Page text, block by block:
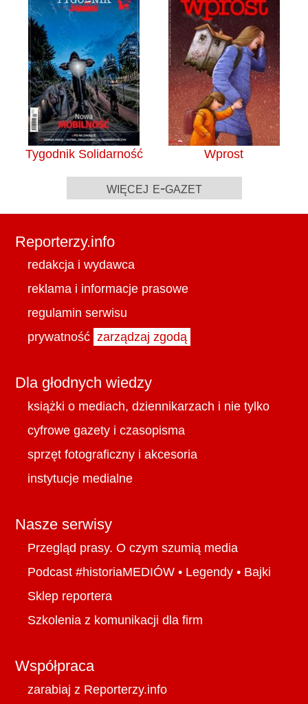
Tygodnik Solidarność Wprost
więcej e-gazet
Reporterzy.info
redakcja i wydawca
reklama i informacje prasowe
regulamin serwisu
prywatność zarządzaj zgodą
Dla głodnych wiedzy
książki o mediach, dziennikarzach i nie tylko
cyfrowe gazety i czasopisma
sprzęt fotograficzny i akcesoria
instytucje medialne
Nasze serwisy
Przegląd prasy. O czym szumią media
Podcast #historiaMEDIÓW • Legendy • Bajki
Sklep reportera
Szkolenia z komunikacji dla firm
Współpraca
zarabiaj z Reporterzy.info